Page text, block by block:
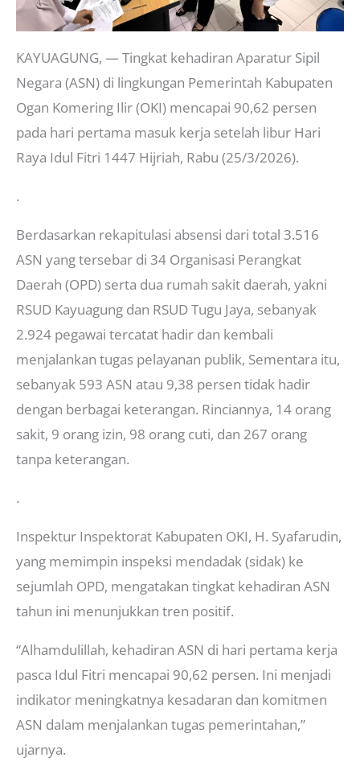
KAYUAGUNG, — Tingkat kehadiran Aparatur Sipil
Negara (ASN) di lingkungan Pemerintah Kabupaten
Ogan Komering Ilir (OKI) mencapai 90,62 persen
pada hari pertama masuk kerja setelah libur Hari
Raya Idul Fitri 1447 Hijriah, Rabu (25/3/2026).
.
Berdasarkan rekapitulasi absensi dari total 3.516
ASN yang tersebar di 34 Organisasi Perangkat
Daerah (OPD) serta dua rumah sakit daerah, yakni
RSUD Kayuagung dan RSUD Tugu Jaya, sebanyak
2.924 pegawai tercatat hadir dan kembali
menjalankan tugas pelayanan publik, Sementara itu,
sebanyak 593 ASN atau 9,38 persen tidak hadir
dengan berbagai keterangan. Rinciannya, 14 orang
sakit, 9 orang izin, 98 orang cuti, dan 267 orang
tanpa keterangan.
.
Inspektur Inspektorat Kabupaten OKI, H. Syafarudin,
yang memimpin inspeksi mendadak (sidak) ke
sejumlah OPD, mengatakan tingkat kehadiran ASN
tahun ini menunjukkan tren positif.
“Alhamdulillah, kehadiran ASN di hari pertama kerja
pasca Idul Fitri mencapai 90,62 persen. Ini menjadi
indikator meningkatnya kesadaran dan komitmen
ASN dalam menjalankan tugas pemerintahan,”
ujarnya.